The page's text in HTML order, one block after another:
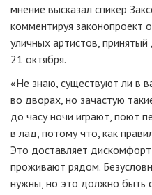
мнение высказал спикер
комментируя законопроект
уличных артистов,
21 октября.
«Не знаю, существуют ли в
во дворах, но зачастую
до часу ночи играют, поют
в лад, потому что, как
Это доставляет
проживают рядом.
нужны, но это должно быть